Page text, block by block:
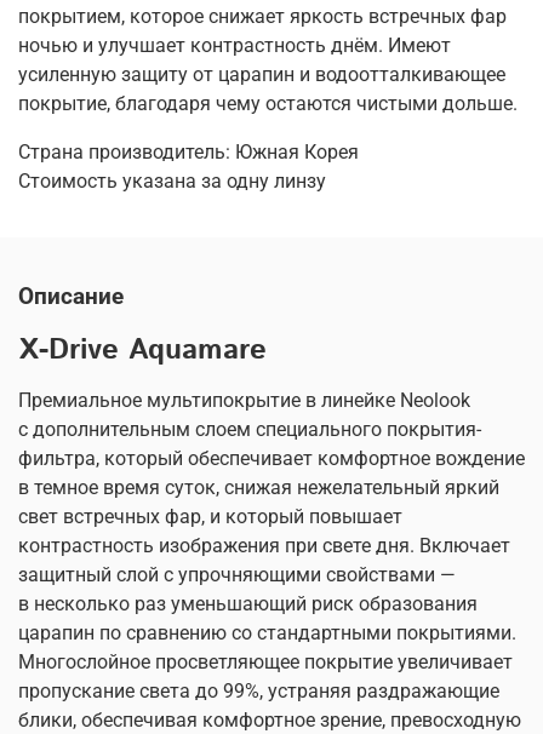
покрытием, которое снижает яркость встречных фар
ночью и улучшает контрастность днём. Имеют
усиленную защиту от царапин и водоотталкивающее
покрытие, благодаря чему остаются чистыми дольше.
Страна производитель: Южная Корея
Стоимость указана за одну линзу
Описание
X-Drive Aquamare
Премиальное мультипокрытие в линейке Neolook
c дополнительным слоем специального покрытия-
фильтра, который обеспечивает комфортное вождение
в темное время суток, снижая нежелательный яркий
свет встречных фар, и который повышает
контрастность изображения при свете дня. Включает
защитный слой с упрочняющими свойствами —
в несколько раз уменьшающий риск образования
царапин по сравнению со стандартными покрытиями.
Многослойное просветляющее покрытие увеличивает
пропускание света до 99%, устраняя раздражающие
блики, обеспечивая комфортное зрение, превосходную